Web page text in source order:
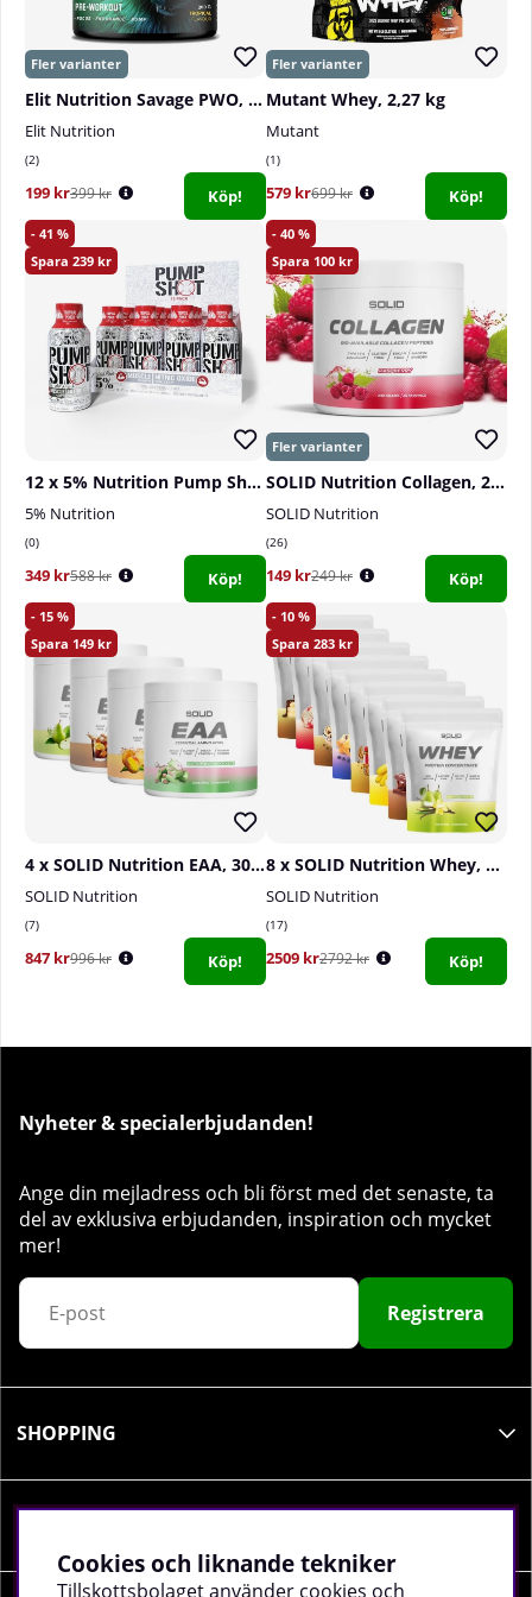
Du kontakta läkare innan Du använder produkten.
Elit Nutrition Savage PWO, 300 g
Elit Nutrition
2
199 kr399 kr Köp!
Mutant Whey, 2,27 kg
Mutant
1
579 kr699 kr Köp!
41
239
12 x 5% Nutrition Pump Shot, 59 ml
5% Nutrition
0
349 kr588 kr Köp!
40
100
SOLID Nutrition Collagen, 230 g
SOLID Nutrition
26
149 kr249 kr Köp!
15
149
4 x SOLID Nutrition EAA, 300 g
SOLID Nutrition
7
847 kr996 kr Köp!
10
283
8 x SOLID Nutrition Whey, 750 g
SOLID Nutrition
17
2509 kr2792 kr Köp!
Nyheter & specialerbjudanden!
Ange din mejladress och bli först med det senaste, ta
del av exklusiva erbjudanden, inspiration och mycket
mer!
Registrera
SHOPPING
Cookies och liknande tekniker
Tillskottsbolaget använder cookies och